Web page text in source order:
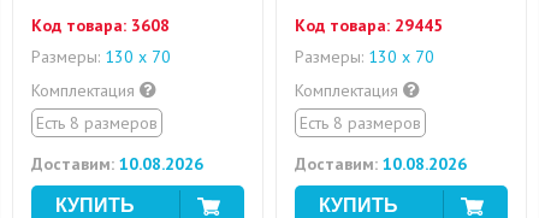
Код товара: 3608
Размеры: 130 х 70
Комплектация
Есть 8 размеров
Доставим: 10.08.2026
Код товара: 29445
Размеры: 130 х 70
Комплектация
Есть 8 размеров
Доставим: 10.08.2026